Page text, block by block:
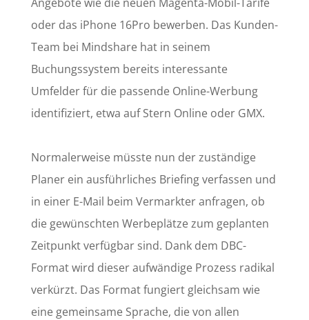
oder das iPhone 16Pro bewerben. Das Kunden-
Team bei Mindshare hat in seinem
Buchungssystem bereits interessante
Umfelder für die passende Online-Werbung
identifiziert, etwa auf Stern Online oder GMX.
Normalerweise müsste nun der zuständige
Planer ein ausführliches Briefing verfassen und
in einer E-Mail beim Vermarkter anfragen, ob
die gewünschten Werbeplätze zum geplanten
Zeitpunkt verfügbar sind. Dank dem DBC-
Format wird dieser aufwändige Prozess radikal
verkürzt. Das Format fungiert gleichsam wie
eine gemeinsame Sprache, die von allen